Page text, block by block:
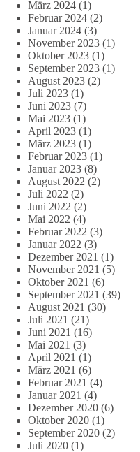
März 2024 (1)
Februar 2024 (2)
Januar 2024 (3)
November 2023 (1)
Oktober 2023 (1)
September 2023 (1)
August 2023 (2)
Juli 2023 (1)
Juni 2023 (7)
Mai 2023 (1)
April 2023 (1)
März 2023 (1)
Februar 2023 (1)
Januar 2023 (8)
August 2022 (2)
Juli 2022 (2)
Juni 2022 (2)
Mai 2022 (4)
Februar 2022 (3)
Januar 2022 (3)
Dezember 2021 (1)
November 2021 (5)
Oktober 2021 (6)
September 2021 (39)
August 2021 (30)
Juli 2021 (21)
Juni 2021 (16)
Mai 2021 (3)
April 2021 (1)
März 2021 (6)
Februar 2021 (4)
Januar 2021 (4)
Dezember 2020 (6)
Oktober 2020 (1)
September 2020 (2)
Juli 2020 (1)